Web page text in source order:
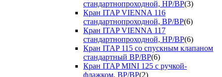
стандартнопроходной, НР/ВР(3)
Кран ITAP VIENNA 116
стандартнопроходной, ВР/ВР(6)
Кран ITAP VIENNA 117
стандартнопроходной, НР/ВР(6)
Кран ITAP 115 со спускным клапаном
стандартный ВР/ВР(6)
Кран ITAP MINI 125 с ручкой-
флажком, ВР/ВР(2)